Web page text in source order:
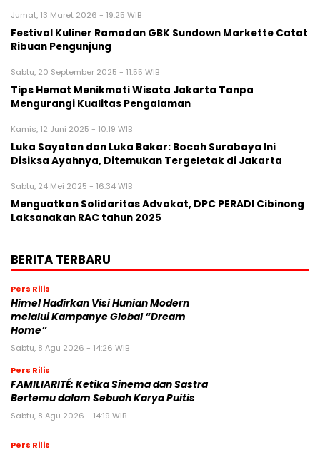
Jumat, 13 Maret 2026 - 19:25 WIB
Festival Kuliner Ramadan GBK Sundown Markette Catat
Ribuan Pengunjung
Sabtu, 20 September 2025 - 11:55 WIB
Tips Hemat Menikmati Wisata Jakarta Tanpa
Mengurangi Kualitas Pengalaman
Kamis, 12 Juni 2025 - 10:19 WIB
Luka Sayatan dan Luka Bakar: Bocah Surabaya Ini
Disiksa Ayahnya, Ditemukan Tergeletak di Jakarta
Sabtu, 24 Mei 2025 - 16:34 WIB
Menguatkan Solidaritas Advokat, DPC PERADI Cibinong
Laksanakan RAC tahun 2025
BERITA TERBARU
Pers Rilis
Himel Hadirkan Visi Hunian Modern
melalui Kampanye Global “Dream
Home”
Sabtu, 8 Agu 2026 - 14:26 WIB
Pers Rilis
FAMILIARITÉ: Ketika Sinema dan Sastra
Bertemu dalam Sebuah Karya Puitis
Sabtu, 8 Agu 2026 - 14:19 WIB
Pers Rilis